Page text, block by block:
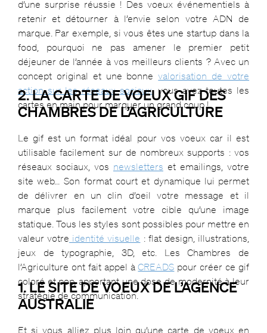
d’une surprise réussie ! Des voeux événementiels à
retenir et détourner à l’envie selon votre ADN de
marque. Par exemple, si vous êtes une startup dans la
food, pourquoi ne pas amener le premier petit
déjeuner de l’année à vos meilleurs clients ? Avec un
concept original et une bonnevalorisation de votre
action sur les réseaux sociaux, vous avez toutes les
cartes en main pour marquer un grand coup !
2. LA CARTE DE VOEUX GIF DES
CHAMBRES DE L’AGRICULTURE
Le gif est un format idéal pour vos voeux car il est
utilisable facilement sur de nombreux supports : vos
réseaux sociaux, vos newsletters et emailings, votre
site web… Son format court et dynamique lui permet
de délivrer en un clin d’oeil votre message et il
marque plus facilement votre cible qu’une image
statique. Tous les styles sont possibles pour mettre en
valeur votre identité visuelle : flat design, illustrations,
jeux de typographie, 3D, etc. Les Chambres de
l’Agriculture ont fait appel àCREADS pour créer ce gif
coloré et pop, apportant une dose de modernité à leur
stratégie de communication.
1. LE SITE DE VOEUX DE L’AGENCE
AUSTRALIE
Et si vous alliez plus loin qu’une carte de voeux en